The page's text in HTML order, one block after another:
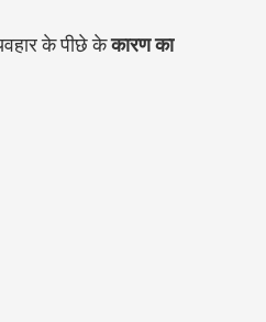
के पीछे के कारण का